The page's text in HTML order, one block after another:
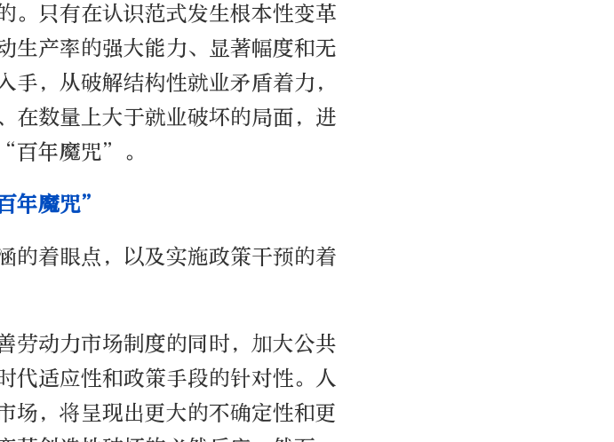
。只有在认识范式发生根本性变革
生产率的强大能力、显著幅度和无
，从破解结构性就业矛盾着力，
在数量上大于就业破坏的局面，进
百年魔咒”。
年魔咒”
的着眼点，以及实施政策干预的着
劳动力市场制度的同时，加大公共
代适应性和政策手段的针对性。人
场，将呈现出更大的不确定性和更